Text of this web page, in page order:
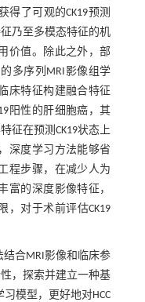
了可观的CK19预测
乃至多模态特征的机
价值。除此之外，部
多序列MRI影像组学
床特征构建融合特征
阳性的肝细胞癌，其
征在预测CK19状态上
深度学习方法能够省
程步骤，在减少人为
富的深度影像特征，
，对于术前评估CK19
合MRI影像和临床参
性，探索并建立一种基
模型，更好地对HCC